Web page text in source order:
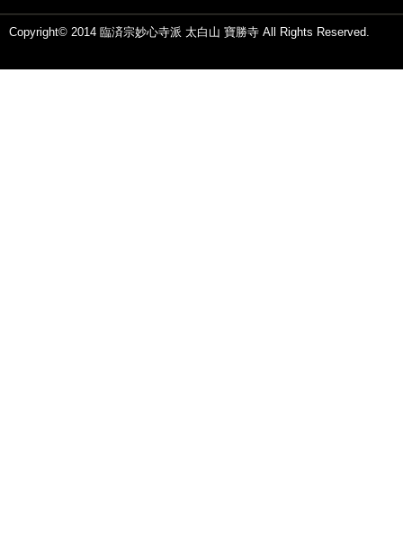
Copyright© 2014 臨済宗妙心寺派 太白山 寶勝寺 All Rights Reserved.